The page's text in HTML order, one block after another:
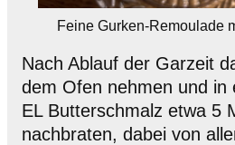
Feine Gurken-Remoulade
Nach Ablauf der Garzeit
dem Ofen nehmen und in
EL Butterschmalz etwa 5
nachbraten, dabei von